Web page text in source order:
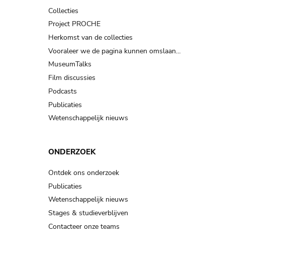
Collecties
Project PROCHE
Herkomst van de collecties
Vooraleer we de pagina kunnen omslaan…
MuseumTalks
Film discussies
Podcasts
Publicaties
Wetenschappelijk nieuws
ONDERZOEK
Ontdek ons onderzoek
Publicaties
Wetenschappelijk nieuws
Stages & studieverblijven
Contacteer onze teams